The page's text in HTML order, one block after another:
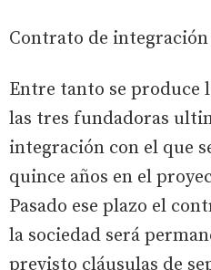
Contrato de integración
Entre tanto se produce
las tres fundadoras
integración con el que
quince años en el
Pasado ese plazo el
la sociedad será
previsto cláusulas de